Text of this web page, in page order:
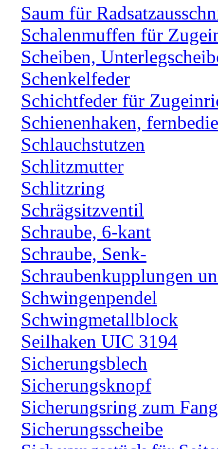
Saum für
Schalenmuffen für
Scheiben,
Schenkelfeder
Schichtfeder für
Schienenhaken,
Schlauchstutzen
Schlitzmutter
Schlitzring
Schrägsitzventil
Schraube, 6-kant
Schraube, Senk-
Schraubenkupplungen
Schwingenpendel
Schwingmetallblock
Seilhaken UIC 3194
Sicherungsblech
Sicherungsknopf
Sicherungsring zum
Sicherungsscheibe